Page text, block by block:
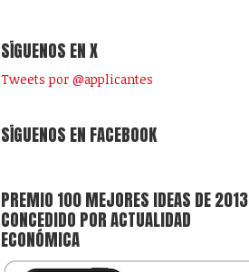
SÍGUENOS EN X
Tweets por @applicantes
SÍGUENOS EN FACEBOOK
PREMIO 100 MEJORES IDEAS DE 2013
CONCEDIDO POR ACTUALIDAD
ECONÓMICA